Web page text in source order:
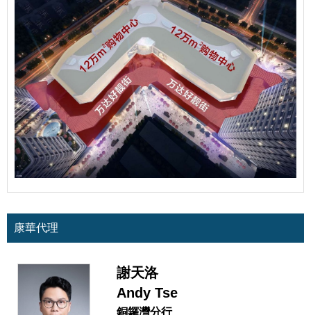
康華代理
謝天洛
Andy Tse
銅鑼灣分行